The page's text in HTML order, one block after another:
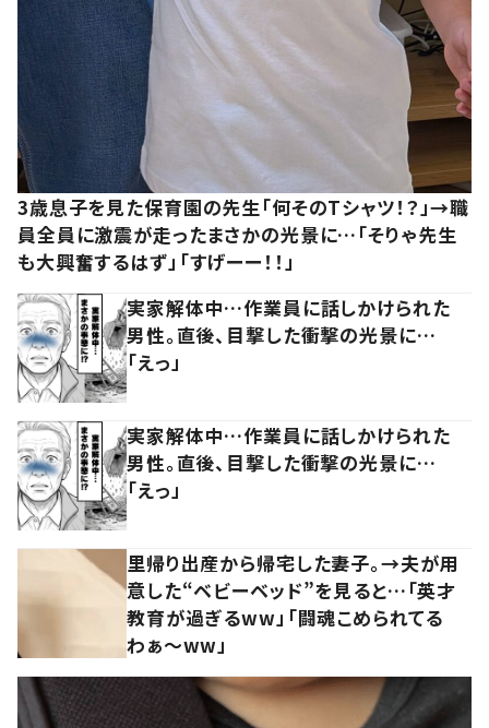
3歳息子を見た保育園の先生「何そのTシャツ！？」→職
員全員に激震が走ったまさかの光景に…「そりゃ先生
も大興奮するはず」「すげーー！！」
実家解体中…作業員に話しかけられた
男性。直後、目撃した衝撃の光景に…
「えっ」
実家解体中…作業員に話しかけられた
男性。直後、目撃した衝撃の光景に…
「えっ」
里帰り出産から帰宅した妻子。→夫が用
意した“ベビーベッド”を見ると…「英才
教育が過ぎるww」「闘魂こめられてる
わぁ～ww」